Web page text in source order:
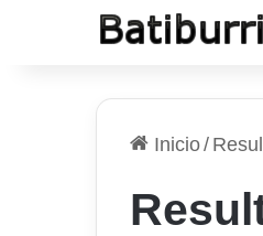
Inicio/